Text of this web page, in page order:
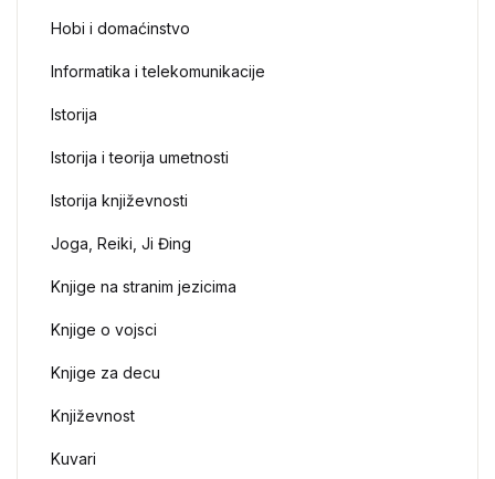
Hobi i domaćinstvo
Informatika i telekomunikacije
Istorija
Istorija i teorija umetnosti
Istorija književnosti
Joga, Reiki, Ji Đing
Knjige na stranim jezicima
Knjige o vojsci
Knjige za decu
Književnost
Kuvari